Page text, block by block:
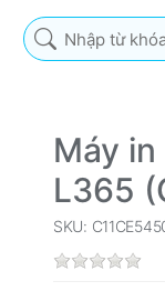
Nhập từ khóa tìm
Máy
L365
SKU: